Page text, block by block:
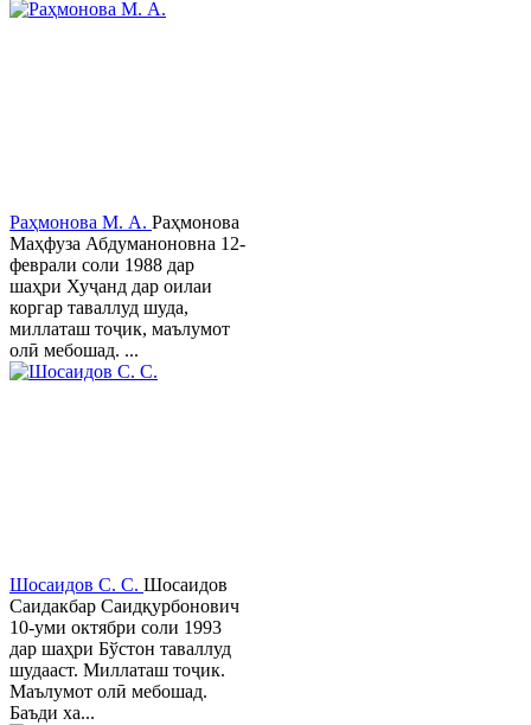
Раҳмонова М. А. Раҳмонова
Маҳфуза Абдуманоновна 12-
феврали соли 1988 дар
шаҳри Хуҷанд дар оилаи
коргар таваллуд шуда,
миллаташ тоҷик, маълумот
олӣ мебошад. ...
Шосаидов С. С. Шосаидов
Саидакбар Саидқурбонович
10-уми октябри соли 1993
дар шаҳри Бўстон таваллуд
шудааст. Миллаташ тоҷик.
Маълумот олӣ мебошад.
Баъди ха...